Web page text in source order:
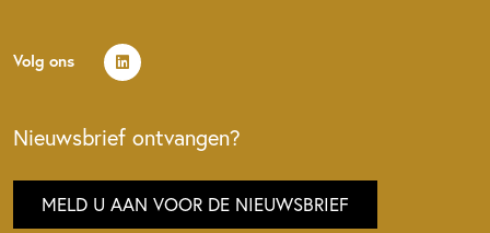
Volg ons
Nieuwsbrief ontvangen?
MELD U AAN VOOR DE NIEUWSBRIEF